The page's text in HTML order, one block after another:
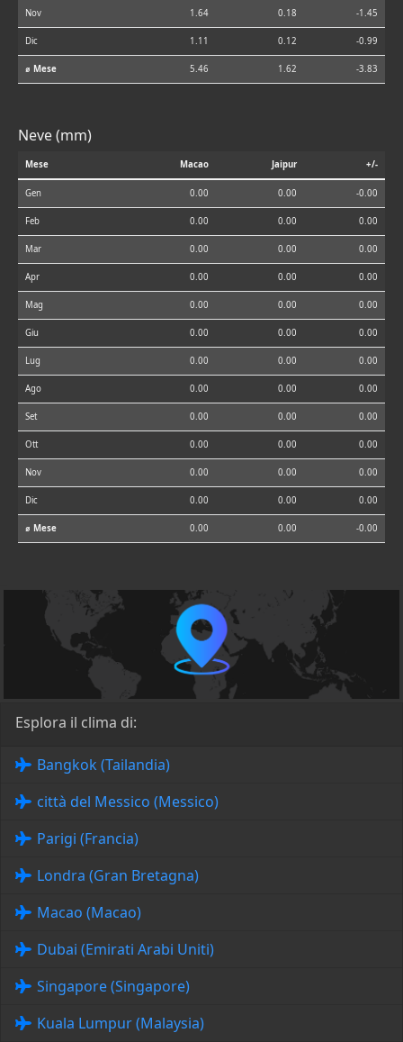
Nov 1.64 0.18 -1.45
Dic 1.11 0.12 -0.99
⌀ Mese 5.46 1.62 -3.83
Neve (mm)
Mese Macao Jaipur +/-
Gen 0.00 0.00 -0.00
Feb 0.00 0.00 0.00
Mar 0.00 0.00 0.00
Apr 0.00 0.00 0.00
Mag 0.00 0.00 0.00
Giu 0.00 0.00 0.00
Lug 0.00 0.00 0.00
Ago 0.00 0.00 0.00
Set 0.00 0.00 0.00
Ott 0.00 0.00 0.00
Nov 0.00 0.00 0.00
Dic 0.00 0.00 0.00
⌀ Mese 0.00 0.00 -0.00
Esplora il clima di:
Bangkok (Tailandia)
città del Messico (Messico)
Parigi (Francia)
Londra (Gran Bretagna)
Macao (Macao)
Dubai (Emirati Arabi Uniti)
Singapore (Singapore)
Kuala Lumpur (Malaysia)